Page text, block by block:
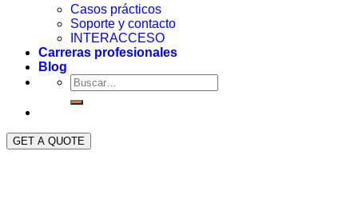
Casos prácticos
Soporte y contacto
INTERACCESO
Carreras profesionales
Blog
GET A QUOTE